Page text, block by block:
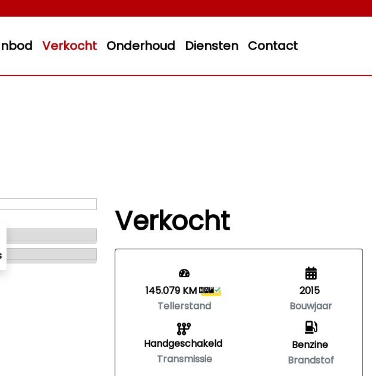
Verkocht Onderhoud Diensten Contact
Verkocht
145.079 KM
Tellerstand
Handgeschakeld
Transmissie
2015
Bouwjaar
Benzine
Brandstof